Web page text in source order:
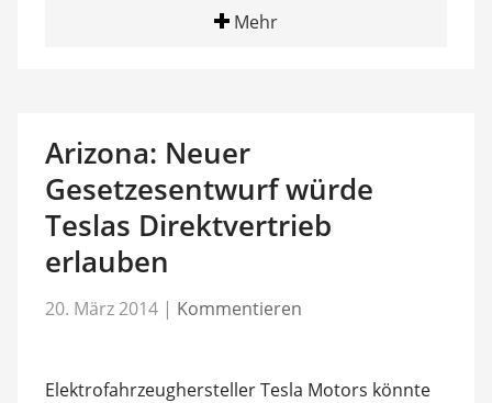
Mehr
Arizona: Neuer
Gesetzesentwurf würde
Teslas Direktvertrieb
erlauben
20. März 2014 | Kommentieren
Elektrofahrzeughersteller Tesla Motors könnte